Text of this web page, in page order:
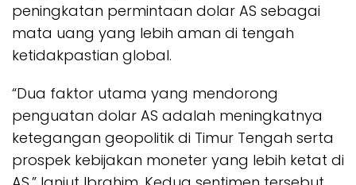
peningkatan permintaan dolar AS sebagai
mata uang yang lebih aman di tengah
ketidakpastian global.
“Dua faktor utama yang mendorong
penguatan dolar AS adalah meningkatnya
ketegangan geopolitik di Timur Tengah serta
prospek kebijakan moneter yang lebih ketat di